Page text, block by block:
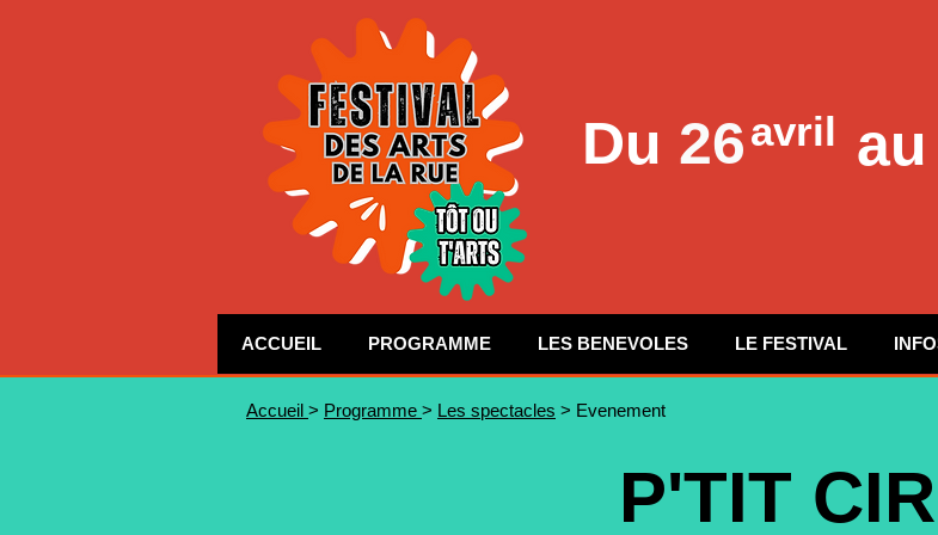
Du 26avril
ACCUEIL PROGRAMME LES BENEVOLES LE FESTIVAL
P'TIT
Accueil > Programme > Les spectacles > Evenement